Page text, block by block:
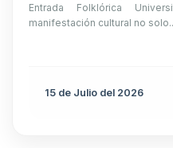
Entrada Folklórica
manifestación cultural no
15 de Julio del 2026